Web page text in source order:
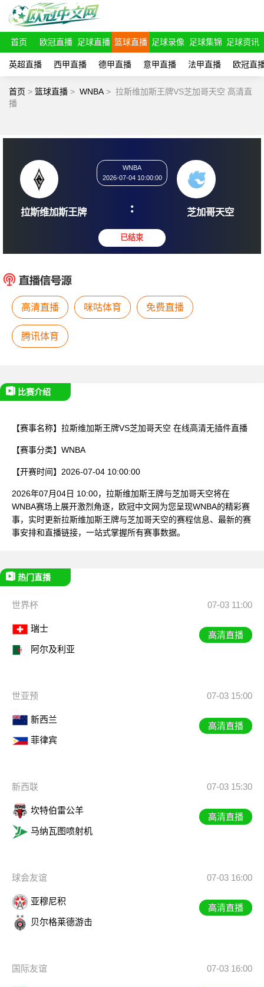
首页 欧冠直播 足球直播 篮球直播 足球录像 足球集锦 足球资讯
英超直播 西甲直播 德甲直播 意甲直播 法甲直播 欧冠直
首页 > 篮球直播 > WNBA > 拉斯维加斯王牌VS芝加哥天空 高清直
播
2026-07-04 10:00:00
:
高清直播 咪咕体育 免费直播
腾讯体育
比赛介绍
【赛事名称】 拉斯维加斯王牌VS芝加哥天空 在线高清无插件直播
【赛事分类】 WNBA
【开赛时间】 2026-07-04 10:00:00
2026年07月04日 10:00，拉斯维加斯王牌与芝加哥天空将在
WNBA赛场上展开激烈角逐，欧冠中文网为您呈现WNBA的精彩赛
事，实时更新拉斯维加斯王牌与芝加哥天空的赛程信息、最新的赛
事安排和直播链接，一站式掌握所有赛事数据。
热门直播
世界杯 07-03 11:00
瑞士
阿尔及利亚
高清直播
世亚预 07-03 15:00
新西兰
菲律宾
高清直播
新西联 07-03 15:30
坎特伯雷公羊
马纳瓦图喷射机
高清直播
球会友谊 07-03 16:00
亚穆尼积
贝尔格莱德游击
高清直播
国际友谊 07-03 16:00